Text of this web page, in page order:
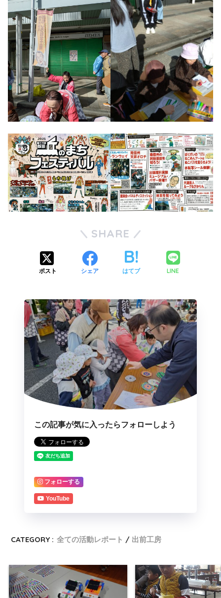
SHARE
ポスト シェア はてブ LINE
この記事が気に入ったらフォローしよう
フォローする
YouTube
CATEGORY : 全ての活動レポート 出前工房